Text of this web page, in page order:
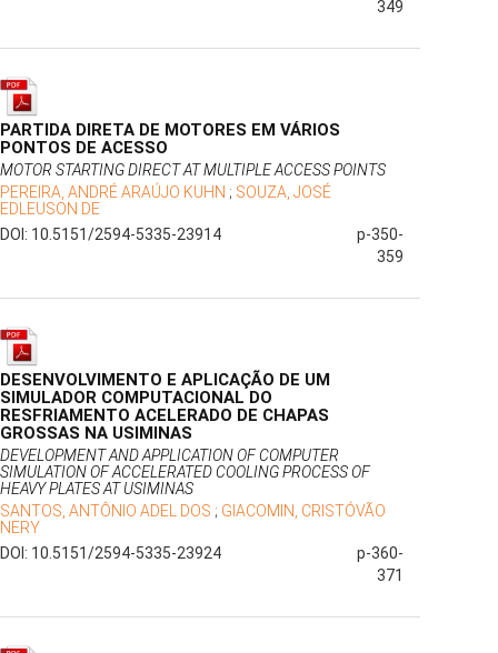
349
PARTIDA DIRETA DE MOTORES EM VÁRIOS
PONTOS DE ACESSO
MOTOR STARTING DIRECT AT MULTIPLE ACCESS POINTS
PEREIRA, ANDRÉ ARAÚJO KUHN ; SOUZA, JOSÉ
EDLEUSON DE
DOI: 10.5151/2594-5335-23914
p-350-
359
DESENVOLVIMENTO E APLICAÇÃO DE UM
SIMULADOR COMPUTACIONAL DO
RESFRIAMENTO ACELERADO DE CHAPAS
GROSSAS NA USIMINAS
DEVELOPMENT AND APPLICATION OF COMPUTER
SIMULATION OF ACCELERATED COOLING PROCESS OF
HEAVY PLATES AT USIMINAS
SANTOS, ANTÔNIO ADEL DOS ; GIACOMIN, CRISTÓVÃO
NERY
DOI: 10.5151/2594-5335-23924
p-360-
371